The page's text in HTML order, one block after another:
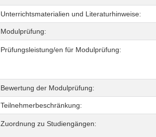
Unterrichtsmaterialien und Literaturhinweise:
Modulprüfung:
Prüfungsleistung/en für Modulprüfung:
Bewertung der Modulprüfung:
Teilnehmerbeschränkung:
Zuordnung zu Studiengängen: